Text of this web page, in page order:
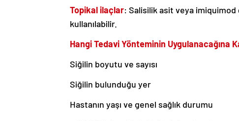
Topikal ilaçlar: Salisilik asit veya
kullanılabilir.
Hangi Tedavi Yönteminin Uygulanacağına
Siğilin boyutu ve sayısı
Siğilin bulunduğu yer
Hastanın yaşı ve genel sağlık durumu